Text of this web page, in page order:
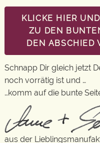
KLICKE HIER
ZU DEN
DEN ABSCHIED
Schnapp Dir gleich jetzt
noch vorrätig ist und …
…komm auf die bunte
aus der